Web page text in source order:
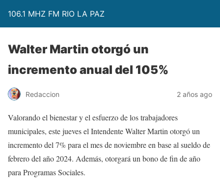
106.1 MHZ FM RIO LA PAZ
Walter Martin otorgó un
incremento anual del 105%
Redaccion 2 años ago
Valorando el bienestar y el esfuerzo de los trabajadores
municipales, este jueves el Intendente Walter Martin otorgó un
incremento del 7% para el mes de noviembre en base al sueldo de
febrero del año 2024. Además, otorgará un bono de fin de año
para Programas Sociales.